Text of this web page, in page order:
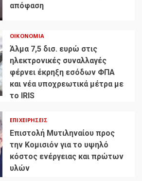
απόφαση
ΟΙΚΟΝΟΜΊΑ
Άλμα 7,5 δισ. ευρώ στις
ηλεκτρονικές συναλλαγές
φέρνει έκρηξη εσόδων ΦΠΑ
και νέα υποχρεωτικά μέτρα με
το IRIS
ΕΠΙΧΕΙΡΉΣΕΙΣ
Επιστολή Μυτιληναίου προς
την Κομισιόν για το υψηλό
κόστος ενέργειας και πρώτων
υλών